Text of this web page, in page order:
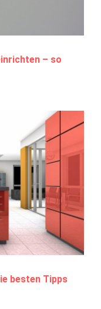
– so
besten Tipps